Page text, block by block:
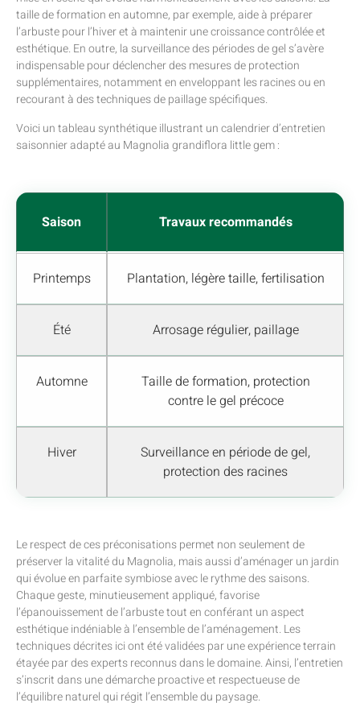
taille de formation en automne, par exemple, aide à préparer
l’arbuste pour l’hiver et à maintenir une croissance contrôlée et
esthétique. En outre, la surveillance des périodes de gel s’avère
indispensable pour déclencher des mesures de protection
supplémentaires, notamment en enveloppant les racines ou en
recourant à des techniques de paillage spécifiques.
Voici un tableau synthétique illustrant un calendrier d’entretien
saisonnier adapté au Magnolia grandiflora little gem :
Saison Travaux recommandés
Printemps Plantation, légère taille, fertilisation
Été Arrosage régulier, paillage
Automne
Taille de formation, protection
contre le gel précoce
Hiver
Surveillance en période de gel,
protection des racines
Le respect de ces préconisations permet non seulement de
préserver la vitalité du Magnolia, mais aussi d’aménager un jardin
qui évolue en parfaite symbiose avec le rythme des saisons.
Chaque geste, minutieusement appliqué, favorise
l’épanouissement de l’arbuste tout en conférant un aspect
esthétique indéniable à l’ensemble de l’aménagement. Les
techniques décrites ici ont été validées par une expérience terrain
étayée par des experts reconnus dans le domaine. Ainsi, l’entretien
s’inscrit dans une démarche proactive et respectueuse de
l’équilibre naturel qui régit l’ensemble du paysage.